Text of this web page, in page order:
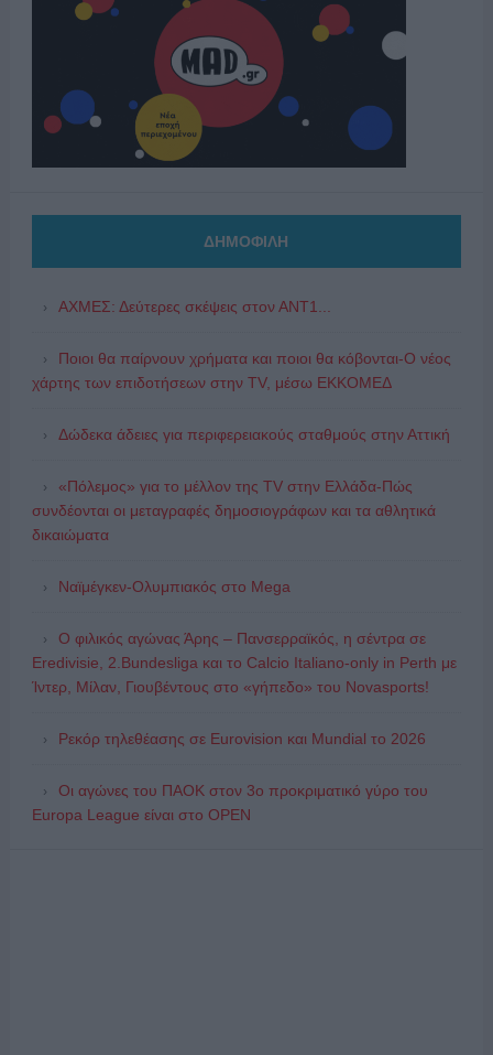
ΔΗΜΟΦΙΛΗ
ΑΧΜΕΣ: Δεύτερες σκέψεις στον ΑΝΤ1...
Ποιοι θα παίρνουν χρήματα και ποιοι θα κόβονται-Ο νέος
χάρτης των επιδοτήσεων στην TV, μέσω ΕΚΚΟΜΕΔ
Δώδεκα άδειες για περιφερειακούς σταθμούς στην Αττική
«Πόλεμος» για το μέλλον της TV στην Ελλάδα-Πώς
συνδέονται οι μεταγραφές δημοσιογράφων και τα αθλητικά
δικαιώματα
Ναϊμέγκεν-Ολυμπιακός στο Mega
Ο φιλικός αγώνας Άρης – Πανσερραϊκός, η σέντρα σε
Eredivisie, 2.Bundesliga και το Calcio Italiano-only in Perth με
Ίντερ, Μίλαν, Γιουβέντους στο «γήπεδο» του Novasports!
Ρεκόρ τηλεθέασης σε Eurovision και Mundial το 2026
Οι αγώνες του ΠΑΟΚ στον 3ο προκριματικό γύρο του
Europa League είναι στο OPEN